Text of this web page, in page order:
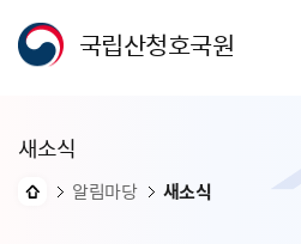
국립산청호국원
새소식
알림마당 새소식